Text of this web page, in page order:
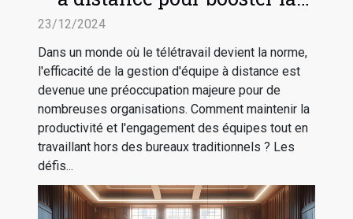
23/12/2024
Dans un monde où le télétravail devient la norme,
l'efficacité de la gestion d'équipe à distance est
devenue une préoccupation majeure pour de
nombreuses organisations. Comment maintenir la
productivité et l'engagement des équipes tout en
travaillant hors des bureaux traditionnels ? Les
défis...